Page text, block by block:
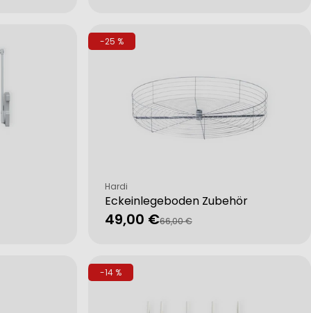
-25 %
Eckeinlegeboden Zubehör
Verkäufer:
Hardi
Verkaufspreis
49,00 €
Regulärer66,00 €
-14 %